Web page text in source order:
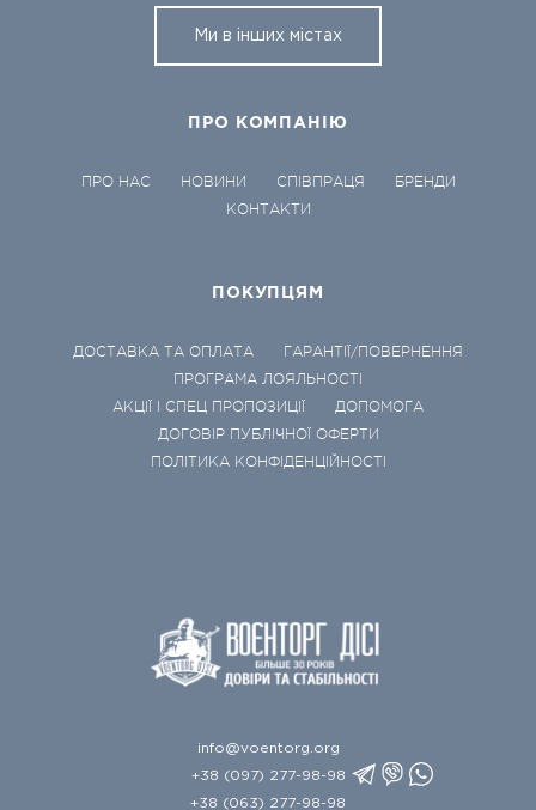
Ми в інших містах
ПРО КОМПАНІЮ
ПРО НАС НОВИНИ СПІВПРАЦЯ
БРЕНДИ
КОНТАКТИ
ПОКУПЦЯМ
ДОСТАВКА ТА ОПЛАТА
ГАРАНТІЇ/ПОВЕРНЕННЯ
ПРОГРАМА ЛОЯЛЬНОСТІ
АКЦІЇ І СПЕЦ ПРОПОЗИЦІЇ
ДОПОМОГА
ДОГОВІР ПУБЛІЧНОЇ ОФЕРТИ
ПОЛІТИКА КОНФІДЕНЦІЙНОСТІ
info@voentorg.org
+38 (097) 277-98-98
+38 (063) 277-98-98